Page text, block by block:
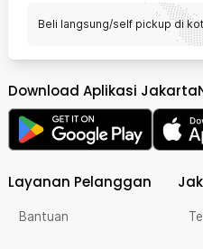
Beli langsung/self pickup di
Download Aplikasi
Layanan Pelanggan
Bantuan